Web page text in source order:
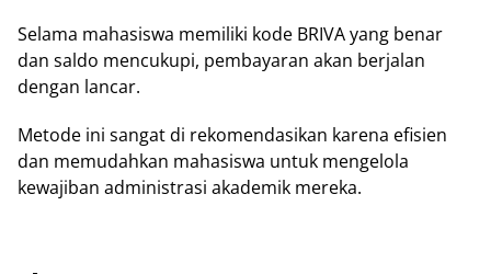
Selama mahasiswa memiliki kode BRIVA yang benar
dan saldo mencukupi, pembayaran akan berjalan
dengan lancar.
Metode ini sangat di rekomendasikan karena efisien
dan memudahkan mahasiswa untuk mengelola
kewajiban administrasi akademik mereka.